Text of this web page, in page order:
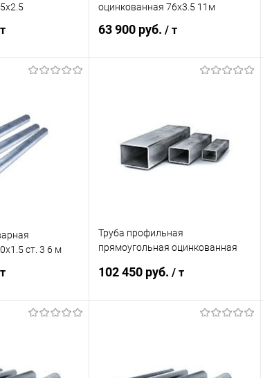
Сравнение
Под заказ
оцинкованная 76х3.5 11м
63 900 руб. / т
Купить в 1 клик
В избранное Под заказ
ст. 3 6 м
Труба профильная
прямоугольная оцинкованная
102 450 руб. / т
Купить в 1 клик